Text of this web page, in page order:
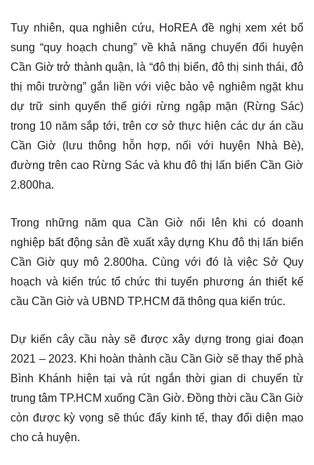
Tuy nhiên, qua nghiên cứu, HoREA đề nghị xem xét bổ
sung “quy hoạch chung” về khả năng chuyển đổi huyện
Cần Giờ trở thành quận, là “đô thị biển, đô thị sinh thái, đô
thị môi trường” gắn liền với việc bảo vệ nghiêm ngặt khu
dự trữ sinh quyển thế giới rừng ngập mặn (Rừng Sác)
trong 10 năm sắp tới, trên cơ sở thực hiện các dự án cầu
Cần Giờ (lưu thông hỗn hợp, nối với huyện Nhà Bè),
đường trên cao Rừng Sác và khu đô thị lấn biển Cần Giờ
2.800ha.
Trong những năm qua Cần Giờ nổi lên khi có doanh
nghiệp bất động sản đề xuất xây dựng Khu đô thị lấn biển
Cần Giờ quy mô 2.800ha. Cùng với đó là việc Sở Quy
hoạch và kiến trúc tổ chức thi tuyển phương án thiết kế
cầu Cần Giờ và UBND TP.HCM đã thông qua kiến trúc.
Dự kiến cây cầu này sẽ được xây dựng trong giai đoạn
2021 – 2023. Khi hoàn thành cầu Cần Giờ sẽ thay thế phà
Bình Khánh hiện tại và rút ngắn thời gian di chuyển từ
trung tâm TP.HCM xuống Cần Giờ. Đồng thời cầu Cần Giờ
còn được kỳ vọng sẽ thúc đẩy kinh tế, thay đổi diện mạo
cho cả huyện.